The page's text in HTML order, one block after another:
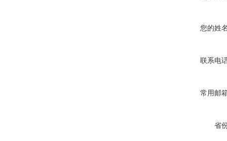
您的姓
联系电
常用邮
省